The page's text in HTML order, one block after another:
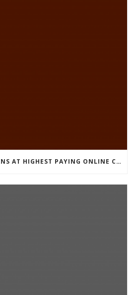
EVENT PROMOTIONS AT HIGHEST PAYING ONLINE CASINOS WITH BEST RTP